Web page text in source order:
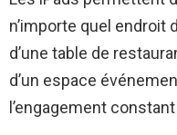
n’importe quel endroit
d’une table de
d’un espace
l’engagement